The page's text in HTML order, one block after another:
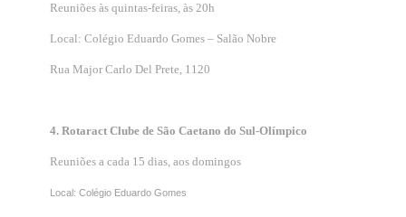
Reuniões às quintas-feiras, às 20h
Local: Colégio Eduardo Gomes – Salão Nobre
Rua Major Carlo Del Prete, 1120
4. Rotaract Clube de São Caetano do Sul-Olímpico
Reuniões a cada 15 dias, aos domingos
Local: Colégio Eduardo Gomes